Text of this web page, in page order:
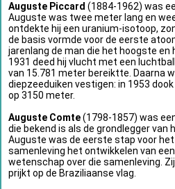
Auguste Piccard (1884-1962) was
Auguste was twee meter lang en
ontdekte hij een uranium-isotoop,
de basis vormde voor de eerste
jarenlang de man die het hoogste
1931 deed hij vlucht met een
van 15.781 meter bereiktte. Daarna
diepzeeduiken vestigen: in 1953
op 3150 meter.
Auguste Comte(1798-1857) was
die bekend is als de grondlegger van
Auguste was de eerste stap voor
samenleving het ontwikkelen van
wetenschap over die samenleving.
prijkt op de Braziliaanse vlag.